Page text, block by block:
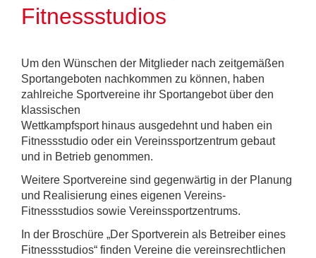
Fitnessstudios
Um den Wünschen der Mitglieder nach zeitgemäßen
Sportangeboten nachkommen zu können, haben
zahlreiche Sportvereine ihr Sportangebot über den
klassischen
Wettkampfsport hinaus ausgedehnt und haben ein
Fitnessstudio oder ein Vereinssportzentrum gebaut
und in Betrieb genommen.
Weitere Sportvereine sind gegenwärtig in der Planung
und Realisierung eines eigenen Vereins-
Fitnessstudios sowie Vereinssportzentrums.
In der Broschüre „Der Sportverein als Betreiber eines
Fitnessstudios“ finden Vereine die vereinsrechtlichen